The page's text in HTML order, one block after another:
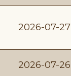
2026-07-27
2026-07-26